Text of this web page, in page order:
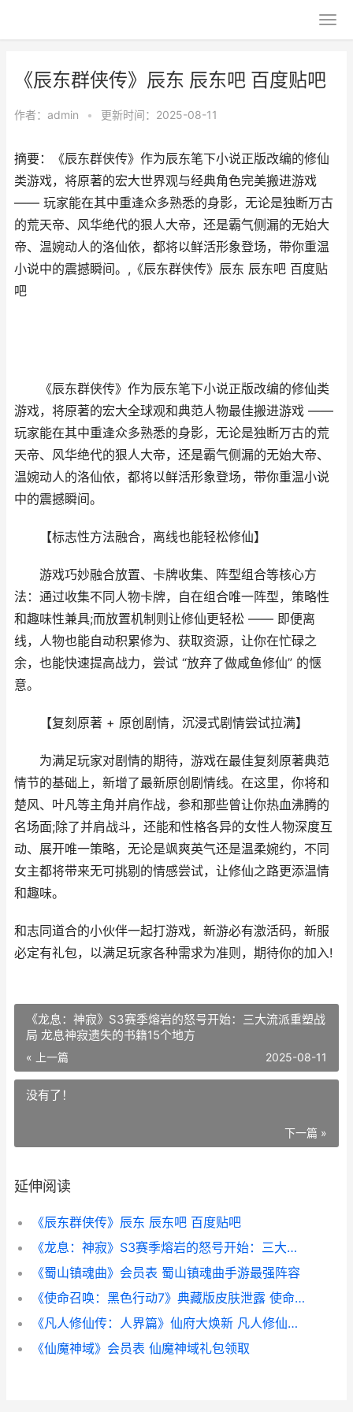
《辰东群侠传》辰东 辰东吧 百度贴吧
作者： admin • 更新时间：2025-08-11
摘要：《辰东群侠传》作为辰东笔下小说正版改编的修仙
类游戏，将原著的宏大世界观与经典角色完美搬进游戏
—— 玩家能在其中重逢众多熟悉的身影，无论是独断万古
的荒天帝、风华绝代的狠人大帝，还是霸气侧漏的无始大
帝、温婉动人的洛仙依，都将以鲜活形象登场，带你重温
小说中的震撼瞬间。,《辰东群侠传》辰东 辰东吧 百度贴
吧
《辰东群侠传》作为辰东笔下小说正版改编的修仙类
游戏，将原著的宏大全球观和典范人物最佳搬进游戏 ——
玩家能在其中重逢众多熟悉的身影，无论是独断万古的荒
天帝、风华绝代的狠人大帝，还是霸气侧漏的无始大帝、
温婉动人的洛仙依，都将以鲜活形象登场，带你重温小说
中的震撼瞬间。
【标志性方法融合，离线也能轻松修仙】
游戏巧妙融合放置、卡牌收集、阵型组合等核心方
法：通过收集不同人物卡牌，自在组合唯一阵型，策略性
和趣味性兼具;而放置机制则让修仙更轻松 —— 即便离
线，人物也能自动积累修为、获取资源，让你在忙碌之
余，也能快速提高战力，尝试 “放弃了做咸鱼修仙” 的惬
意。
【复刻原著 + 原创剧情，沉浸式剧情尝试拉满】
为满足玩家对剧情的期待，游戏在最佳复刻原著典范
情节的基础上，新增了最新原创剧情线。在这里，你将和
楚风、叶凡等主角并肩作战，参和那些曾让你热血沸腾的
名场面;除了并肩战斗，还能和性格各异的女性人物深度互
动、展开唯一策略，无论是飒爽英气还是温柔婉约，不同
女主都将带来无可挑剔的情感尝试，让修仙之路更添温情
和趣味。
和志同道合的小伙伴一起打游戏，新游必有激活码，新服
必定有礼包，以满足玩家各种需求为准则，期待你的加入!
《龙息：神寂》S3赛季熔岩的怒号开始：三大流派重塑战
局 龙息神寂遗失的书籍15个地方
« 上一篇 2025-08-11
没有了！
下一篇 »
延伸阅读
《辰东群侠传》辰东 辰东吧 百度贴吧
《龙息：神寂》S3赛季熔岩的怒号开始：三大流派重塑战局 龙息神寂遗失的书籍15个地方
《蜀山镇魂曲》会员表 蜀山镇魂曲手游最强阵容
《使命召唤：黑色行动7》典藏版皮肤泄露 使命召唤黑骡子头像
《凡人修仙传：人界篇》仙府大焕新 凡人修仙传txt免费全本
《仙魔神域》会员表 仙魔神域礼包领取